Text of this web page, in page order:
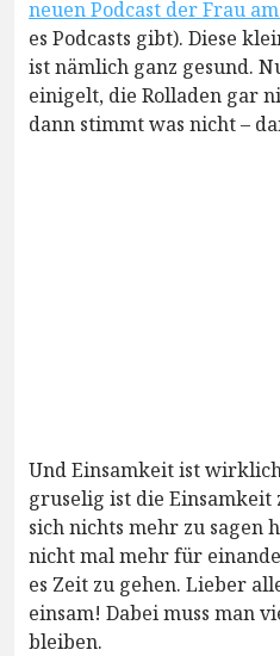
neuen Podcast der Frau
es Podcasts gibt). Diese
ist nämlich ganz gesund.
einigelt, die Rolladen gar
dann stimmt was nicht –
Und Einsamkeit ist
gruselig ist die Einsamkeit
sich nichts mehr zu sagen
nicht mal mehr für
es Zeit zu gehen. Lieber
einsam! Dabei muss man
bleiben.